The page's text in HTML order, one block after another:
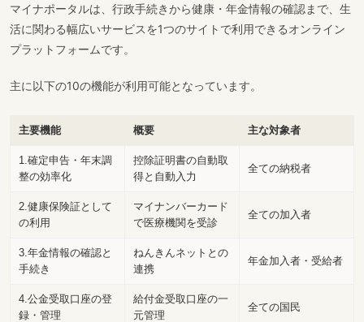
マイナポータルは、行政手続きから健康・年金情報の確認まで、生
活に関わる幅広いサービスを1つのサイトで利用できるオンライン
プラットフォームです。
主に以下の10の機能が利用可能となっています。
主要機能 概要 主な対象者
1.確定申告・年末調
整の効率化
控除証明書の自動取
得と自動入力
全ての納税者
2.健康保険証として
の利用
マイナンバーカード
で医療機関を受診
全ての加入者
3.年金情報の確認と
手続き
ねんきんネットとの
連携
年金加入者・受給者
4.公金受取口座の登
録・管理
給付金受取口座の一
元管理
全ての国民